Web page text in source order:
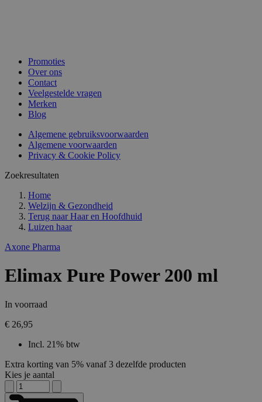
Promoties
Over ons
Contact
Veelgestelde vragen
Merken
Blog
Algemene gebruiksvoorwaarden
Algemene voorwaarden
Privacy & Cookie Policy
Zoekresultaten
Home
Welzijn & Gezondheid
Terug naar Haar en Hoofdhuid
Luizen haar
Axone Pharma
Elimax Pure Power 200 ml
In voorraad
€ 26,95
Incl. 21% btw
Extra korting van 5% vanaf 3 dezelfde producten
Kies je aantal